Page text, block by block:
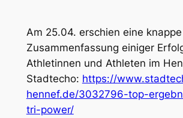
Am 25.04. erschien eine knappe
Zusammenfassung einiger
Athletinnen und Athleten im
Stadtecho: https://
hennef.de/3032796-top-
tri-power/